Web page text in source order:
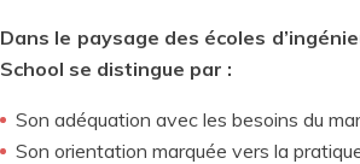
Dans le paysage des écoles
School se distingue par :
Son adéquation avec les besoins du
Son orientation marquée vers la